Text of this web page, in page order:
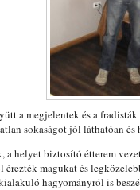
a megjelentek és a
sokaságot jól láthatóan
a helyet biztosító étterem
magukat és
hagyományról is